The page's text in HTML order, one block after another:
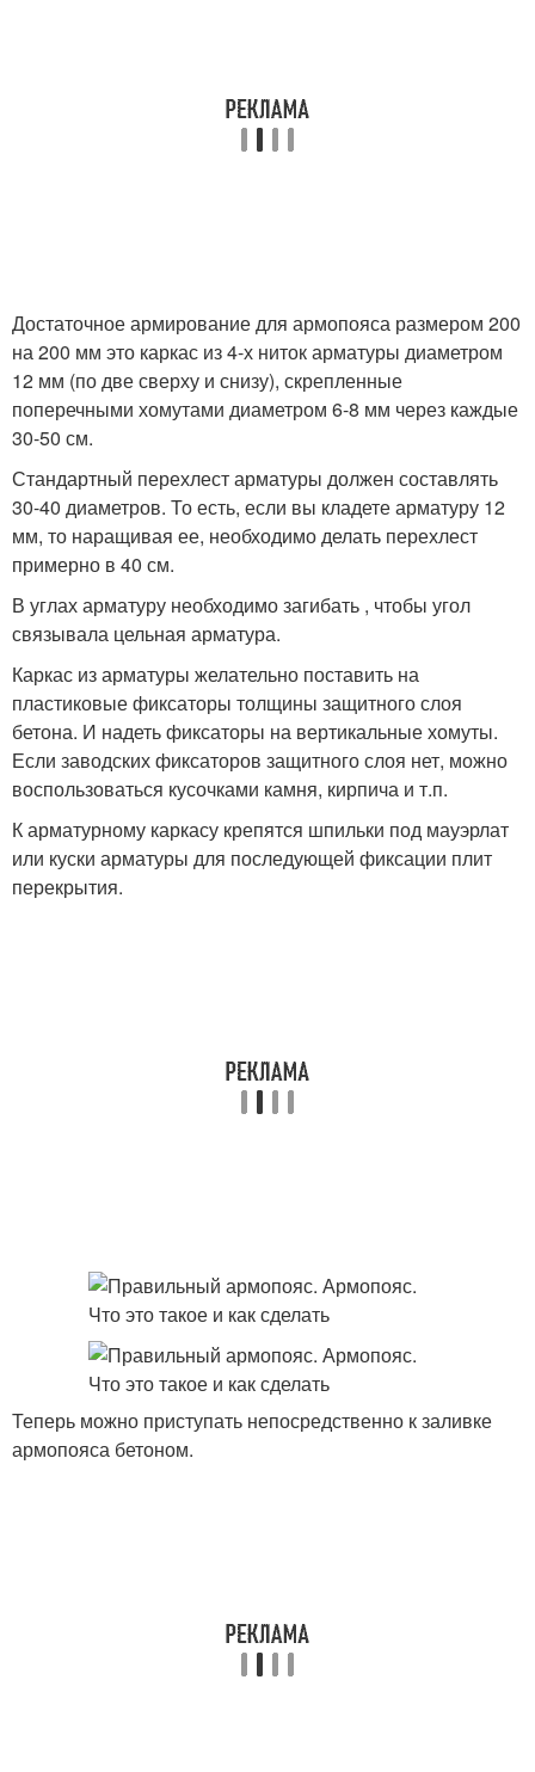
Достаточное армирование для армопояса размером 200
на 200 мм это каркас из 4-х ниток арматуры диаметром
12 мм (по две сверху и снизу), скрепленные
поперечными хомутами диаметром 6-8 мм через каждые
30-50 см.
Стандартный перехлест арматуры должен составлять
30-40 диаметров. То есть, если вы кладете арматуру 12
мм, то наращивая ее, необходимо делать перехлест
примерно в 40 см.
В углах арматуру необходимо загибать , чтобы угол
связывала цельная арматура.
Каркас из арматуры желательно поставить на
пластиковые фиксаторы толщины защитного слоя
бетона. И надеть фиксаторы на вертикальные хомуты.
Если заводских фиксаторов защитного слоя нет, можно
воспользоваться кусочками камня, кирпича и т.п.
К арматурному каркасу крепятся шпильки под мауэрлат
или куски арматуры для последующей фиксации плит
перекрытия.
Теперь можно приступать непосредственно к заливке
армопояса бетоном.